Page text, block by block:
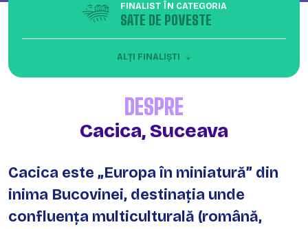
FINALIST ÎN CATEGORIA
SATE DE POVESTE
ALȚI FINALIȘTI
DESPRE
Cacica, Suceava
Cacica este „Europa în miniatură” din
inima Bucovinei, destinația unde
confluența multiculturală (română,